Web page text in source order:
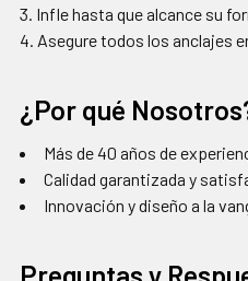
Infle hasta que alcance su
Asegure todos los anclajes
¿Por qué
Más de 40 años de
Calidad garantizada y
Innovación y diseño a la